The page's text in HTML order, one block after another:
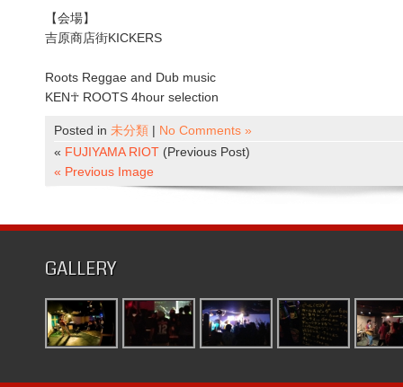
【会場】
吉原商店街KICKERS
Roots Reggae and Dub music
KEN☥ ROOTS 4hour selection
Posted in 未分類 | No Comments »
« FUJIYAMA RIOT (Previous Post)
« Previous Image
GALLERY